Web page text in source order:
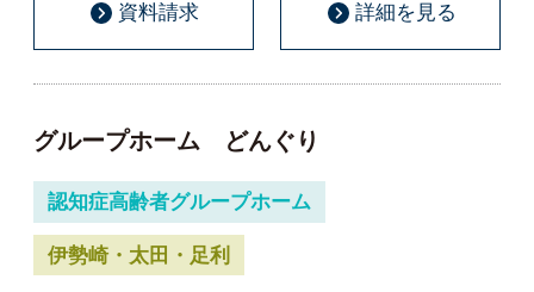
資料請求 詳細を見る
グループホーム どんぐり
認知症高齢者グループホーム
伊勢崎・太田・足利